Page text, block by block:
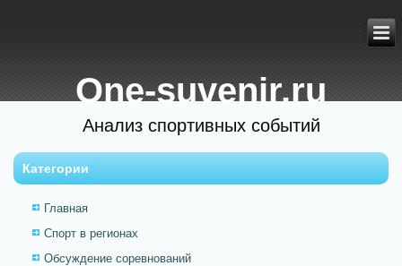
One-suvenir.ru
Анализ спортивных событий
Категории
Главная
Спорт в регионах
Обсуждение соревнований